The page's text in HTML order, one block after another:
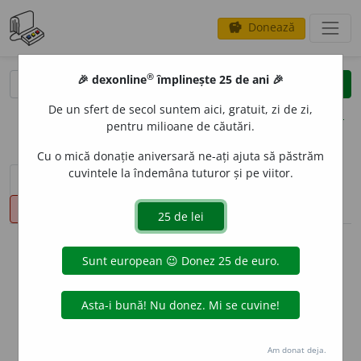
savings Donează
clear
opțiuni
sinteza definițiilor (1) definiții (16)
declinări
info
Aceste definiții sunt compilate de
echipa dexonline. Definițiile
originale se află pe filadefiniții.
Puteți reordona filele pe pagina de
🎉 dexonline® împlinește 25 de ani 🎉
De un sfert de secol suntem aici, gratuit, zi de zi,
pentru milioane de căutări.
Cu o mică donație aniversară ne-ați ajuta să păstrăm
cuvintele la îndemâna tuturor și pe viitor.
Am donat deja.